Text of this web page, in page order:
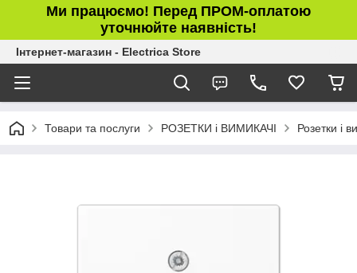
Ми працюємо! Перед ПРОМ-оплатою
уточнюйте наявність!
Інтернет-магазин - Electrica Store
Товари та послуги РОЗЕТКИ і ВИМИКАЧІ Розетки і